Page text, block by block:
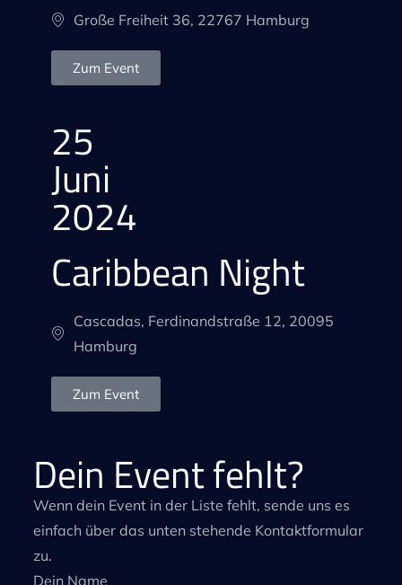
Große Freiheit 36, 22767 Hamburg
Zum Event
25
Juni
2024
Caribbean Night
Cascadas, Ferdinandstraße 12, 20095
Hamburg
Zum Event
Dein Event fehlt?
Wenn dein Event in der Liste fehlt, sende uns es
einfach über das unten stehende Kontaktformular
zu.
Dein Name